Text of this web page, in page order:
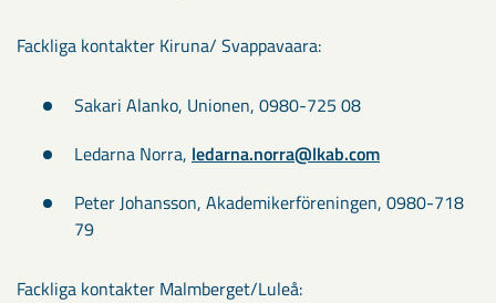
Fackliga kontakter Kiruna/ Svappavaara:
Sakari Alanko, Unionen, 0980-725 08
Ledarna Norra, ledarna.norra@lkab.com
Peter Johansson, Akademikerföreningen, 0980-718
79
Fackliga kontakter Malmberget/Luleå: